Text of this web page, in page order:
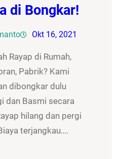
di Bongkar!
Okt 16, 2021
Rayap di Rumah,
Pabrik? Kami
dibongkar dulu
dan Basmi secara
hilang dan pergi
terjangkau….